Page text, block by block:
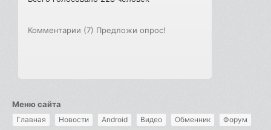
Комментарии (7) Предложи опрос!
Меню сайта
Главная Новости Android Видео Обменник Форум